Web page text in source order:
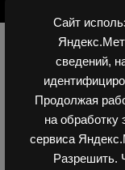
Сайт
сведений,
Продолжая
на обработку
сервиса
Разрешить.
1792, 1788,